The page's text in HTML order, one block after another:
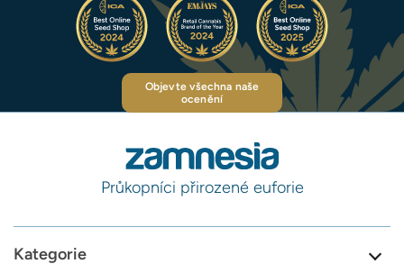
Objevte všechna naše
ocenění
Průkopníci přirozené euforie
Kategorie